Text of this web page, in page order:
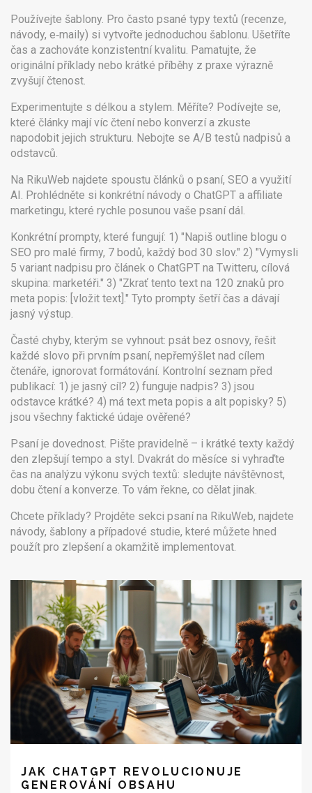
Používejte šablony. Pro často psané typy textů (recenze,
návody, e‑maily) si vytvořte jednoduchou šablonu. Ušetříte
čas a zachováte konzistentní kvalitu. Pamatujte, že
originální příklady nebo krátké příběhy z praxe výrazně
zvyšují čtenost.
Experimentujte s délkou a stylem. Měříte? Podívejte se,
které články mají víc čtení nebo konverzí a zkuste
napodobit jejich strukturu. Nebojte se A/B testů nadpisů a
odstavců.
Na RikuWeb najdete spoustu článků o psaní, SEO a využití
AI. Prohlédněte si konkrétní návody o ChatGPT a affiliate
marketingu, které rychle posunou vaše psaní dál.
Konkrétní prompty, které fungují: 1) "Napiš outline blogu o
SEO pro malé firmy, 7 bodů, každý bod 30 slov." 2) "Vymysli
5 variant nadpisu pro článek o ChatGPT na Twitteru, cílová
skupina: marketéři." 3) "Zkrať tento text na 120 znaků pro
meta popis: [vložit text]." Tyto prompty šetří čas a dávají
jasný výstup.
Časté chyby, kterým se vyhnout: psát bez osnovy, řešit
každé slovo při prvním psaní, nepřemýšlet nad cílem
čtenáře, ignorovat formátování. Kontrolní seznam před
publikací: 1) je jasný cíl? 2) funguje nadpis? 3) jsou
odstavce krátké? 4) má text meta popis a alt popisky? 5)
jsou všechny faktické údaje ověřené?
Psaní je dovednost. Pište pravidelně – i krátké texty každý
den zlepšují tempo a styl. Dvakrát do měsíce si vyhraďte
čas na analýzu výkonu svých textů: sledujte návštěvnost,
dobu čtení a konverze. To vám řekne, co dělat jinak.
Chcete příklady? Projděte sekci psaní na RikuWeb, najdete
návody, šablony a případové studie, které můžete hned
použít pro zlepšení a okamžitě implementovat.
JAK CHATGPT REVOLUCIONUJE
GENEROVÁNÍ OBSAHU